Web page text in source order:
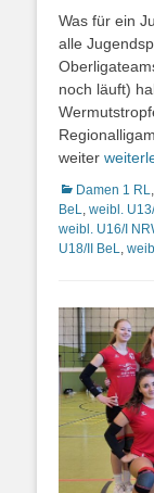
Was für ein
alle
noch läuft)
weiter
Kategorien
Damen 1 RL,
BeL, weibl.
weibl. U16/I
U18/II BeL,